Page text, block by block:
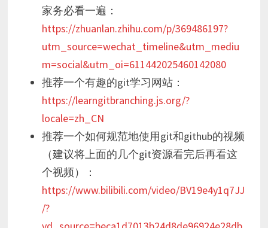
家务必看一遍：
https://zhuanlan.zhihu.com/p/369486197?
utm_source=wechat_timeline&utm_mediu
m=social&utm_oi=611442025460142080
推荐一个有趣的git学习网站：
https://learngitbranching.js.org/?
locale=zh_CN
推荐一个如何规范地使用git和github的视频
（建议将上面的几个git资源看完后再看这
个视频）：
https://www.bilibili.com/video/BV19e4y1q7JJ
/?